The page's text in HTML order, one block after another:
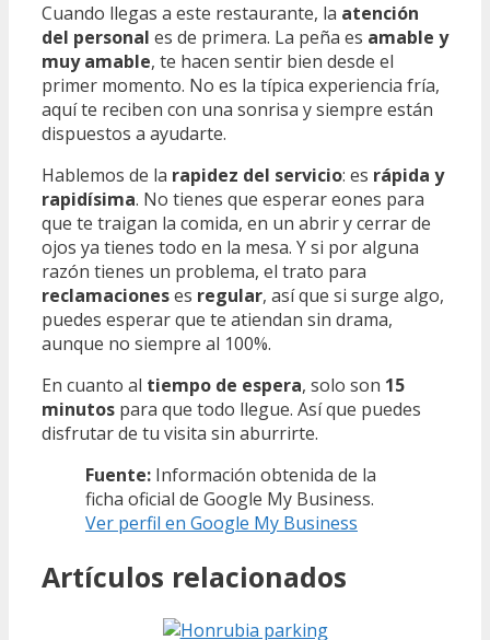
Cuando llegas a este restaurante, la atención
del personal es de primera. La peña es amable y
muy amable, te hacen sentir bien desde el
primer momento. No es la típica experiencia fría,
aquí te reciben con una sonrisa y siempre están
dispuestos a ayudarte.
Hablemos de la rapidez del servicio: es rápida y
rapidísima. No tienes que esperar eones para
que te traigan la comida, en un abrir y cerrar de
ojos ya tienes todo en la mesa. Y si por alguna
razón tienes un problema, el trato para
reclamacioneses regular, así que si surge algo,
puedes esperar que te atiendan sin drama,
aunque no siempre al 100%.
En cuanto al tiempo de espera, solo son 15
minutos para que todo llegue. Así que puedes
disfrutar de tu visita sin aburrirte.
Fuente: Información obtenida de la
ficha oficial de Google My Business.
Ver perfil en Google My Business
Artículos relacionados